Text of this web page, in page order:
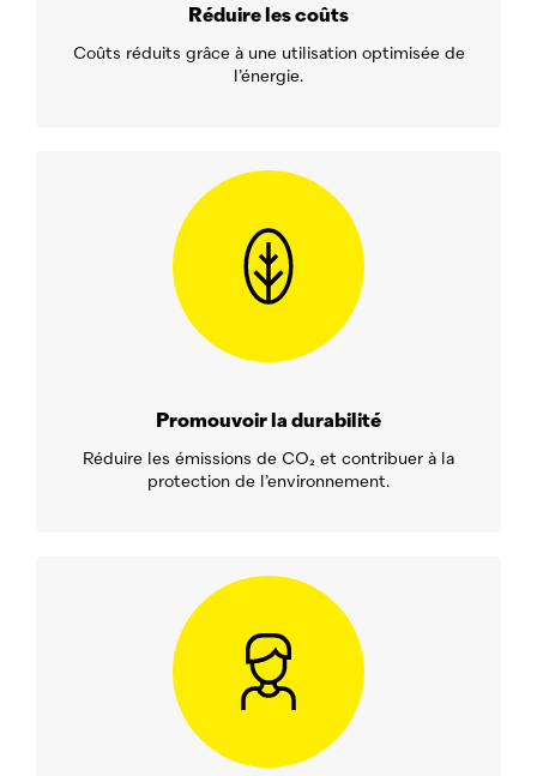
Réduire les coûts
Coûts réduits grâce à une utilisation optimisée de
l’énergie.
Promouvoir la durabilité
Réduire les émissions de CO₂ et contribuer à la
protection de l’environnement.